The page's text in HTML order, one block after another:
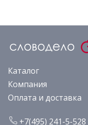
Каталог
Компания
Оплата и доставка
+7(495) 241-5-528